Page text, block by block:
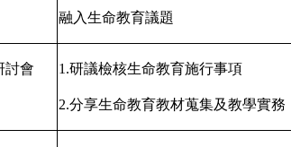
融入生命教育議題
討會 1.研議檢核生命教育施行事項
2.分享生命教育教材蒐集及教學實務